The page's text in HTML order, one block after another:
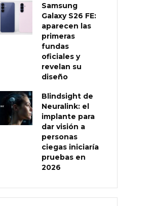
Samsung
Galaxy S26 FE:
aparecen las
primeras
fundas
oficiales y
revelan su
diseño
Blindsight de
Neuralink: el
implante para
dar visión a
personas
ciegas iniciaría
pruebas en
2026